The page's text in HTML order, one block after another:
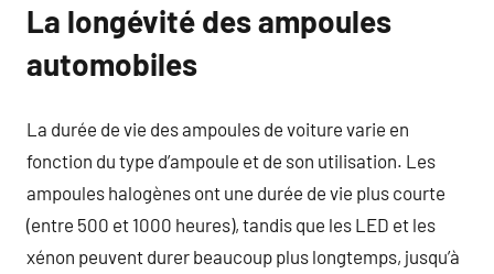
La longévité des ampoules
automobiles
La durée de vie des ampoules de voiture varie en
fonction du type d’ampoule et de son utilisation. Les
ampoules halogènes ont une durée de vie plus courte
(entre 500 et 1000 heures), tandis que les LED et les
xénon peuvent durer beaucoup plus longtemps, jusqu’à